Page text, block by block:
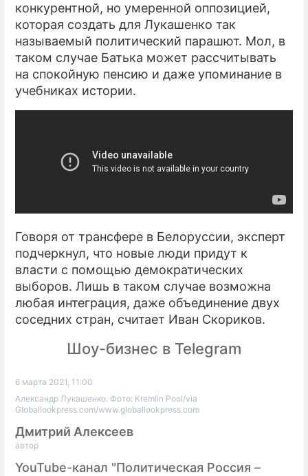
конкурентной, но умеренной оппозицией,
которая создать для Лукашенко так
называемый политический парашют. Мол, в
таком случае Батька может рассчитывать
на спокойную пенсию и даже упоминание в
учебниках истории.
Говоря от трансфере в Белоруссии, эксперт
подчеркнул, что новые люди придут к
власти с помощью демократических
выборов. Лишь в таком случае возможна
любая интеграция, даже объединение двух
соседних стран, считает Иван Скориков.
Шоу-бизнес в Telegram
6 марта 2021, 11:00
Александр Лукашенко. Фото: Kremlin Pool/via
Globallookpress.com/www.globallookpress.com
Дмитрий Алексеев
автор
YouTube-канал "Политическая Россия –